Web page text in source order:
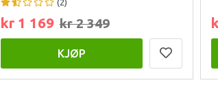
(2)
kr 1 169 kr 2 349
KJØP